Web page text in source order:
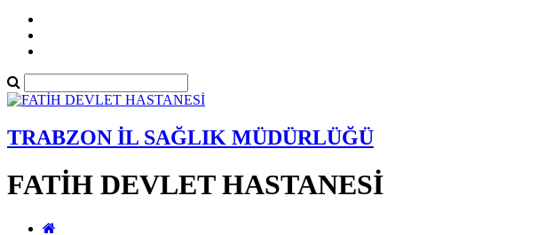
TRABZON İL SAĞLIK MÜDÜRLÜĞÜ
FATİH DEVLET HASTANESİ